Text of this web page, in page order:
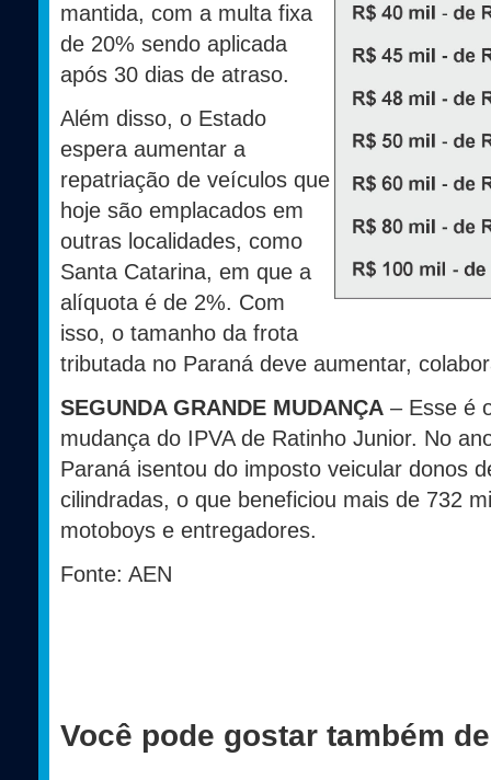
mantida, com a multa fixa
de 20% sendo aplicada
após 30 dias de atraso.
Além disso, o Estado
espera aumentar a
repatriação de veículos que
hoje são emplacados em
outras localidades, como
Santa Catarina, em que a
alíquota é de 2%. Com
isso, o tamanho da frota
tributada no Paraná deve aumentar,
SEGUNDA GRANDE MUDANÇA – Esse é
mudança do IPVA de Ratinho Junior. No
Paraná isentou do imposto veicular donos
cilindradas, o que beneficiou mais de 732
motoboys e entregadores.
Fonte: AEN
Você pode gostar também